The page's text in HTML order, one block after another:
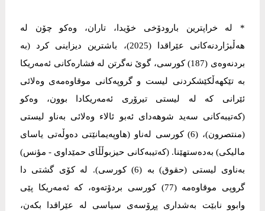
* لە خراپترین بارودۆخى خۆیدا، تاران، وەکو چۆن لە
هەڵبژاردنەکانى عێراقدا (2025)، باشترین دیزاینى کرد (بە
بردنەوەى (187) کورسى، گوێ نەگرتن لە فشارەکانى ئەمەریکا
بە تێکهەڵکێشکردنى لیست و گروپەکانى موقاوەمەى وەلائى
ئێرانى کە لە لیستى تیرۆرى ئەمەریکادا بوون، وەکو
(کەتیبەکانى سەید شوهەداى ئەبو ئالاء وەلائى بەناو لیستى
(منتصرون)، (6) کورسى لەناو (هاوپەیمانێتى دەوڵەتى یاساى
مالیکى) بەدەستهێنا. (کەتیبەکانى حیزبوڵڵاى حمێداوى - مؤنس)
بەناوى لیستى (حقوق) بە (6) کورسى). لە کۆى گشتى دا
گروپى موقاوەمە (77) کورسى بردۆتەوە، کە ئەمەریکا پێى
وابوو نابێت بەشدارى پڕۆسەى سیاسى لە عێراقدا بکەن،